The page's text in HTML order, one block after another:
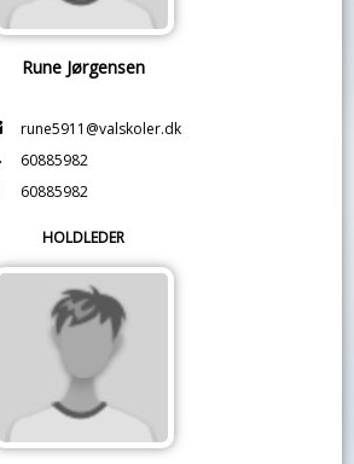
Rune Jørgensen
rune5911@valskoler.dk
60885982
60885982
HOLDLEDER